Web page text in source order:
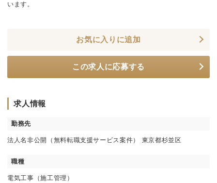
います。
お気に入りに追加
この求人に応募する
求人情報
勤務先
法人名非公開（無料転職支援サービス案件） 東京都杉並区
職種
電気工事（施工管理）